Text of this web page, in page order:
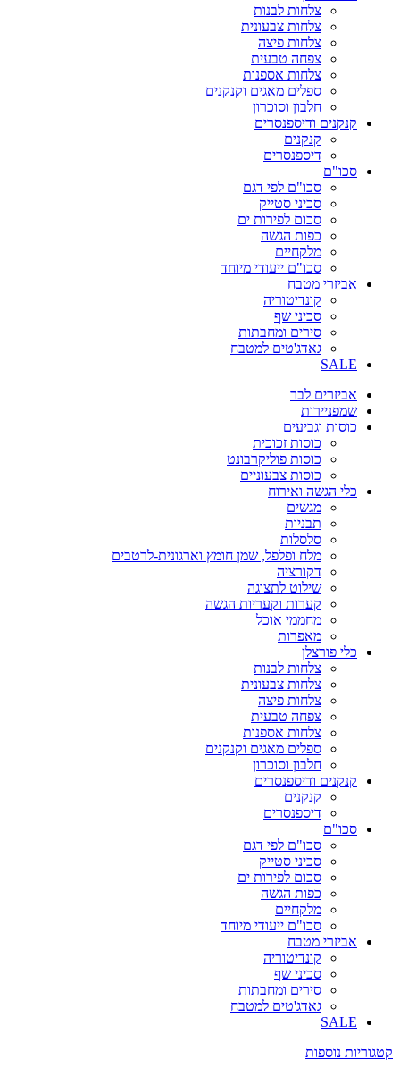
צלחות לבנות
צלחות צבעונית
צלחות פיצה
צפחה טבעית
צלחות אספנות
ספלים מאגים וקנקנים
חלבון וסוכרון
קנקנים ודיספנסרים
קנקנים
דיספנסרים
סכו"ם
סכו"ם לפי דגם
סכיני סטייק
סכום לפירות ים
כפות הגשה
מלקחיים
סכו"ם ייעודי מיוחד
אביזרי מטבח
קונדיטוריה
סכיני שף
סירים ומחבתות
גאדג'טים למטבח
SALE
אביזרים לבר
שמפניירות
כוסות וגביעים
כוסות זכוכית
כוסות פוליקרבונט
כוסות צבעוניים
כלי הגשה ואירוח
מגשים
תבניות
סלסלות
מלח ופלפל, שמן חומץ וארגונית-לרטבים
דקורציה
שילוט לתצוגה
קערות וקעריות הגשה
מחממי אוכל
מאפרות
כלי פורצלן
צלחות לבנות
צלחות צבעונית
צלחות פיצה
צפחה טבעית
צלחות אספנות
ספלים מאגים וקנקנים
חלבון וסוכרון
קנקנים ודיספנסרים
קנקנים
דיספנסרים
סכו"ם
סכו"ם לפי דגם
סכיני סטייק
סכום לפירות ים
כפות הגשה
מלקחיים
סכו"ם ייעודי מיוחד
אביזרי מטבח
קונדיטוריה
סכיני שף
סירים ומחבתות
גאדג'טים למטבח
SALE
קטגוריות נוספות